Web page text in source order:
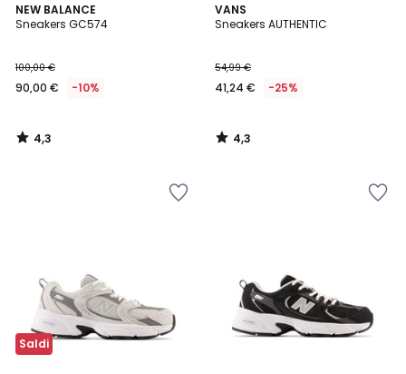
NEW BALANCE
Sneakers GC574
100,00 €
90,00 € -10%
4,3
/ 5
4,3
/
VANS
Sneakers AUTHENTIC
54,99 €
41,24 € -25%
4,3
/ 5
4,3
/
Saldi